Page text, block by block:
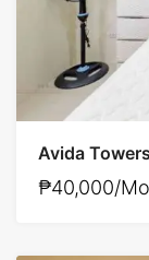
Avida
₱40,000/